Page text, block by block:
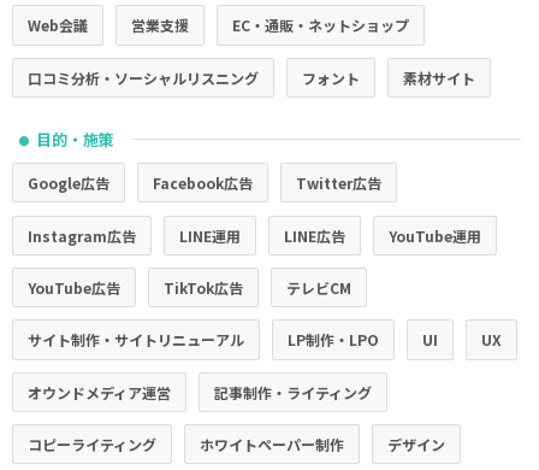
Web会議 営業支援 EC・通販・ネットショップ
口コミ分析・ソーシャルリスニング フォント 素材サイト
● 目的・施策
Google広告 Facebook広告 Twitter広告
Instagram広告 LINE運用 LINE広告 YouTube運用
YouTube広告 TikTok広告 テレビCM
サイト制作・サイトリニューアル LP制作・LPO UI UX
オウンドメディア運営 記事制作・ライティング
コピーライティング ホワイトペーパー制作 デザイン